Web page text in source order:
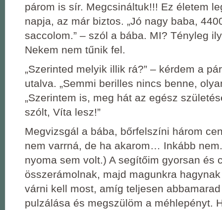
párom is sír. Megcsináltuk!!! Ez életem
napja, az már biztos. „Jó nagy baba,
saccolom.” – szól a bába. MI? Tényleg
Nekem nem tűnik fel.
„Szerinted melyik illik rá?” – kérdem a
utalva. „Semmi berilles nincs benne,
„Szerintem is, meg hát az egész
szólt, Víta lesz!”
Megvizsgál a bába, bőrfelszíni három
nem varrná, de ha akarom… Inkább
nyoma sem volt.) A segítőim gyorsan és
összerámolnak, majd magunkra
várni kell most, amíg teljesen
pulzálása és megszülöm a méhlepényt.